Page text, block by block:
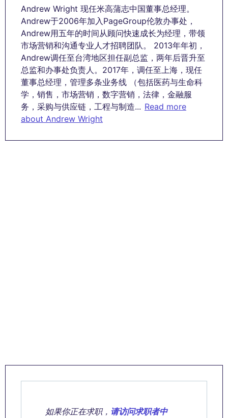
Andrew Wright 现任米高蒲志中国董事总经理。
Andrew于2006年加入PageGroup伦敦办事处，
Andrew用五年的时间从顾问快速成长为经理，带领
市场营销和沟通专业人才招聘团队。 2013年年初，
Andrew调任至台湾地区担任副总监，两年后晋升至
总监和办事处负责人。2017年，调任至上海，现任
董事总经理，管理多条业务线 （包括医药与生命科
学，销售，市场营销，数字营销，法律，金融服
务，采购与供应链，工程与制造... Read more
about Andrew Wright
如果你正在求职， 请访问求职者中